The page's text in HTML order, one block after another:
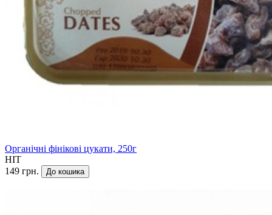
Органічні фінікові цукати, 250г
HIT
149 грн.
До кошика